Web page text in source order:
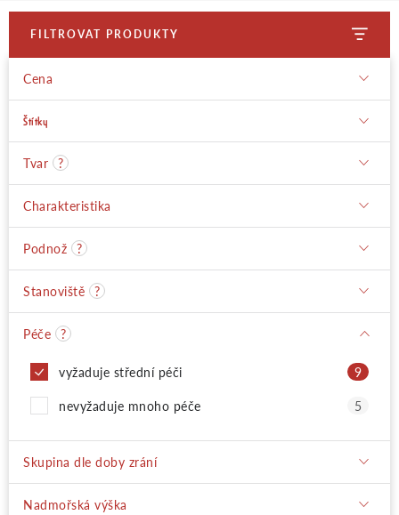
Moje objednávka
FILTROVAT PRODUKTY
Cena
Štítky
Tvar ?
Charakteristika
Podnož ?
Stanoviště ?
Péče ?
vyžaduje střední péči
9
nevyžaduje mnoho péče
5
Skupina dle doby zrání
Nadmořská výška